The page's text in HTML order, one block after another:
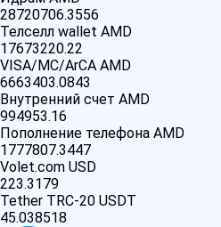
28720706.3556
Телселл wallet AMD
17673220.22
VISA/MC/ArCA AMD
6663403.0843
Внутренний счет AMD
994953.16
Пополнение телефона AMD
1777807.3447
Volet.com USD
223.3179
Tether TRC-20 USDT
45.038518